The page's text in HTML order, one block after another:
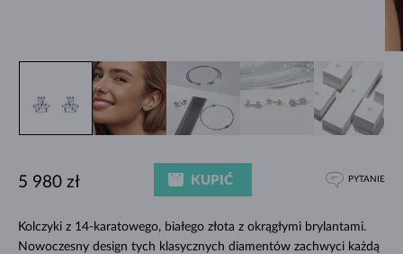
Kolczyki z 14-karatowego, białego złota z okrągłymi brylantami.
Nowoczesny design tych klasycznych diamentów zachwyci każdą
5 980 zł KUPIĆ PYTANIE